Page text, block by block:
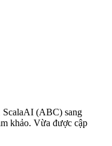
(ABC) sang
khảo. Vừa được cập